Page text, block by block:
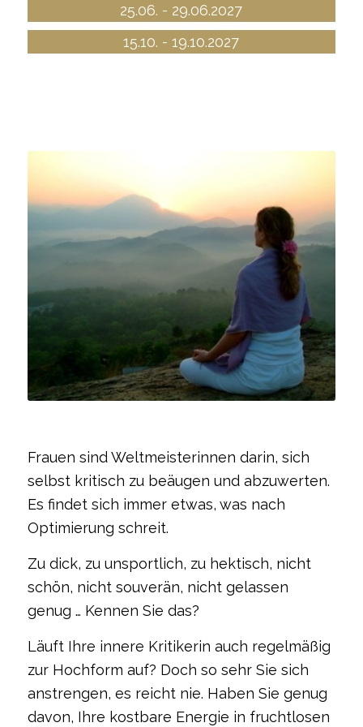
25.06. - 29.06.2027
15.10. - 19.10.2027
Frauen sind Weltmeisterinnen darin, sich
selbst kritisch zu beäugen und abzuwerten.
Es findet sich immer etwas, was nach
Optimierung schreit.
Zu dick, zu unsportlich, zu hektisch, nicht
schön, nicht souverän, nicht gelassen
genug … Kennen Sie das?
Läuft Ihre innere Kritikerin auch regelmäßig
zur Hochform auf? Doch so sehr Sie sich
anstrengen, es reicht nie. Haben Sie genug
davon, Ihre kostbare Energie in fruchtlosen